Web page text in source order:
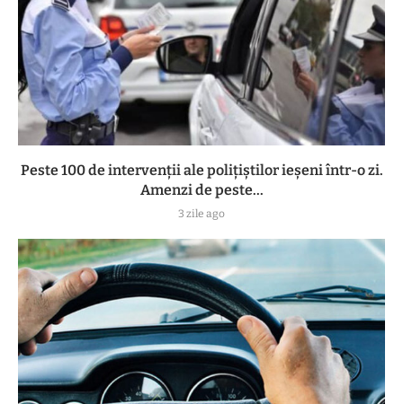
Peste 100 de intervenții ale polițiștilor ieșeni într-o zi.
Amenzi de peste...
3 zile ago